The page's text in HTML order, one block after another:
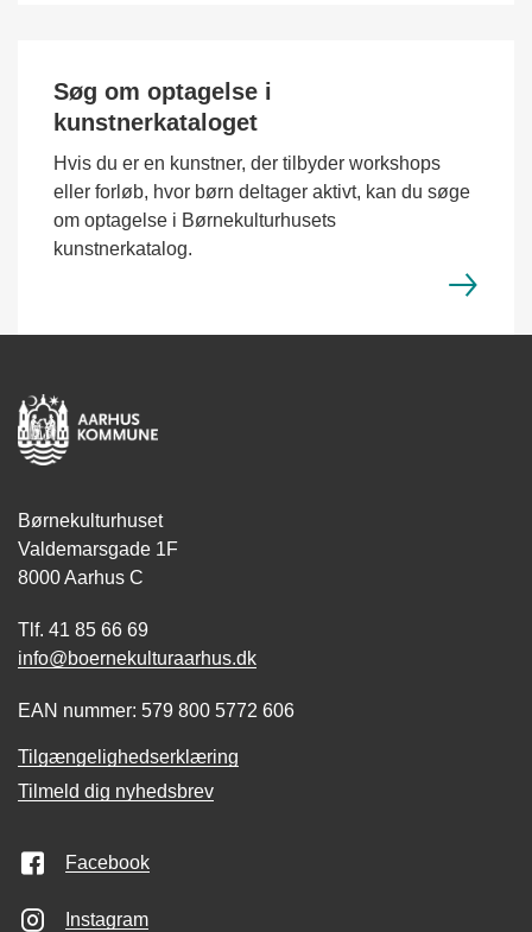
Søg om optagelse i
kunstnerkataloget
Hvis du er en kunstner, der tilbyder workshops
eller forløb, hvor børn deltager aktivt, kan du søge
om optagelse i Børnekulturhusets
kunstnerkatalog.
Børnekulturhuset
Valdemarsgade 1F
8000 Aarhus C
Tlf. 41 85 66 69
info@boernekulturaarhus.dk
EAN nummer: 579 800 5772 606
Tilgængelighedserklæring
Tilmeld dig nyhedsbrev
Facebook
Instagram